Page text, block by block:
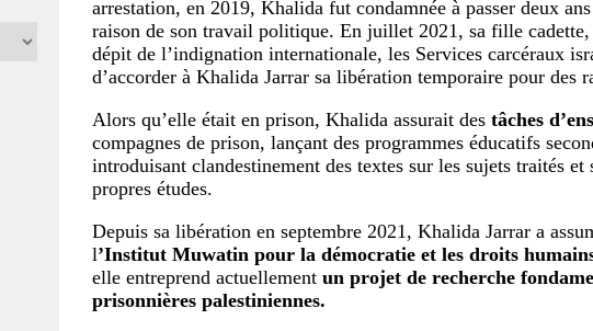
arrestation, en 2019, Khalida fut condamnée à passer deux
raison de son travail politique. En juillet 2021, sa fille cadette,
dépit de l’indignation internationale, les Services carcéraux
d’accorder à Khalida Jarrar sa libération temporaire pour des
Alors qu’elle était en prison, Khalida assurait des tâches
compagnes de prison, lançant des programmes éducatifs
introduisant clandestinement des textes sur les sujets traités et
propres études.
Depuis sa libération en septembre 2021, Khalida Jarrar a
l’Institut Muwatin pour la démocratie et les droits
elle entreprend actuellement un projet de recherche
prisonnières palestiniennes.